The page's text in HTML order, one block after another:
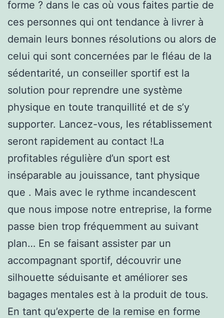
forme ? dans le cas où vous faites partie de
ces personnes qui ont tendance à livrer à
demain leurs bonnes résolutions ou alors de
celui qui sont concernées par le fléau de la
sédentarité, un conseiller sportif est la
solution pour reprendre une système
physique en toute tranquillité et de s’y
supporter. Lancez-vous, les rétablissement
seront rapidement au contact !La
profitables régulière d’un sport est
inséparable au jouissance, tant physique
que . Mais avec le rythme incandescent
que nous impose notre entreprise, la forme
passe bien trop fréquemment au suivant
plan… En se faisant assister par un
accompagnant sportif, découvrir une
silhouette séduisante et améliorer ses
bagages mentales est à la produit de tous.
En tant qu’experte de la remise en forme